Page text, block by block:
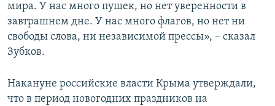
мира. У нас много пушек, но нет уверенности в
завтрашнем дне. У нас много флагов, но нет ни
свободы слова, ни независимой прессы», – сказал
Зубков.
Накануне российские власти Крыма утверждали,
что в период новогодних праздников на